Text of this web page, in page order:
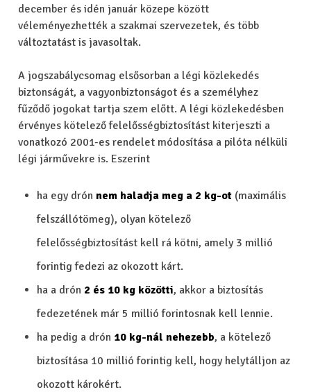
december és idén január közepe között
véleményezhették a szakmai szervezetek, éstöbb
változtatást is javasoltak.
A jogszabálycsomag elsősorban a légi közlekedés
biztonságát, a vagyonbiztonságot és a személyhez
fűződő jogokat tartja szem előtt. A légi közlekedésben
érvényes kötelező felelősségbiztosítást kiterjeszti a
vonatkozó 2001-es rendelet módosítása a pilóta nélküli
légi járművekre is. Eszerint
ha egy drón nem haladja meg a 2 kg-ot (maximális
felszállótömeg), olyan kötelező
felelősségbiztosítást kell rá kötni, amely 3 millió
forintig fedezi az okozott kárt.
ha a drón 2 és 10 kg közötti, akkor a biztosítás
fedezetének már 5 millió forintosnak kell lennie.
ha pedig a drón 10 kg-nál nehezebb, a kötelező
biztosítása 10 millió forintig kell, hogy helytálljon az
okozott károkért.